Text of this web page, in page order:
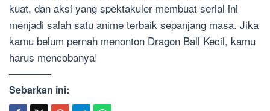
kuat, dan aksi yang spektakuler membuat serial ini
menjadi salah satu anime terbaik sepanjang masa. Jika
kamu belum pernah menonton Dragon Ball Kecil, kamu
harus mencobanya!
Sebarkan ini: